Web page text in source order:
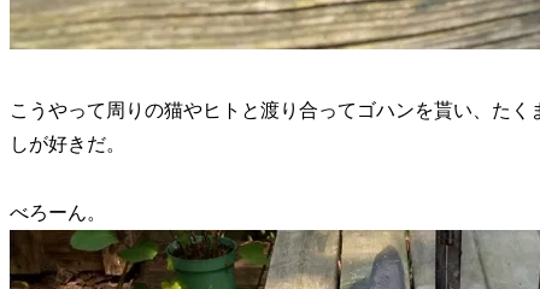
こうやって周りの猫やヒトと渡り合ってゴハンを貰い、た
しが好きだ。
べろーん。